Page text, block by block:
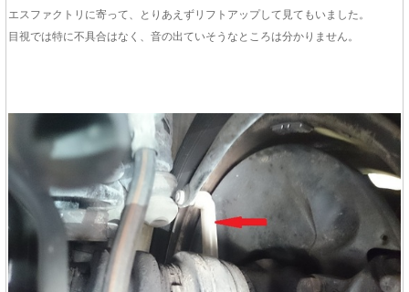
エスファクトリに寄って、とりあえずリフトアップして見てもいました。
目視では特に不具合はなく、音の出ていそうなところは分かりません。